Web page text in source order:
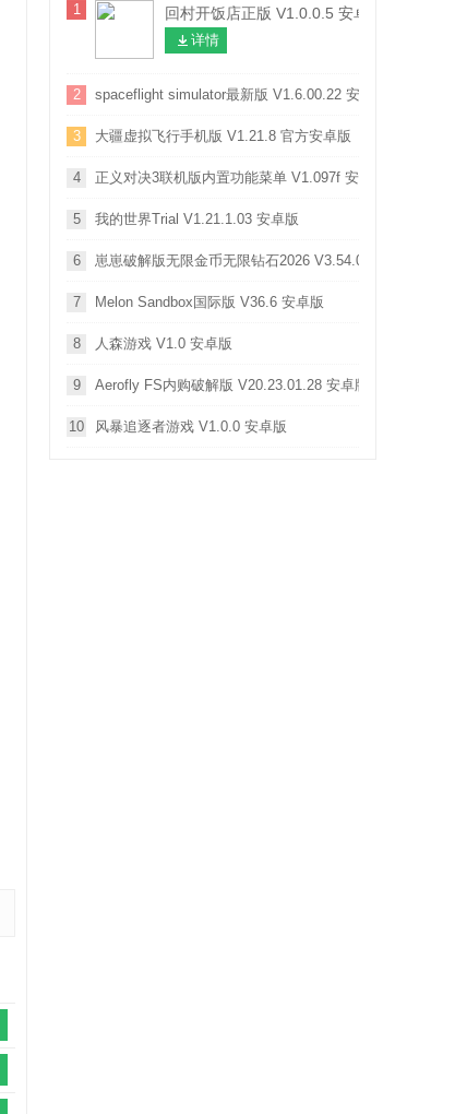
1 回村开饭店正版 V1.0.0.5 安卓版
详情
2 spaceflight simulator最新版 V1.6.00.22 安卓版
3 大疆虚拟飞行手机版 V1.21.8 官方安卓版
4 正义对决3联机版内置功能菜单 V1.097f 安卓版
5 我的世界Trial V1.21.1.03 安卓版
6 崽崽破解版无限金币无限钻石2026 V3.54.000 安卓版
7 Melon Sandbox国际版 V36.6 安卓版
8 人森游戏 V1.0 安卓版
9 Aerofly FS内购破解版 V20.23.01.28 安卓版
10 风暴追逐者游戏 V1.0.0 安卓版